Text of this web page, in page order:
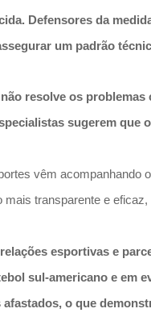
Defensores da
um padrão
resolve os
sugerem
vêm
transparente e
esportivas e
sul-americano e
o que